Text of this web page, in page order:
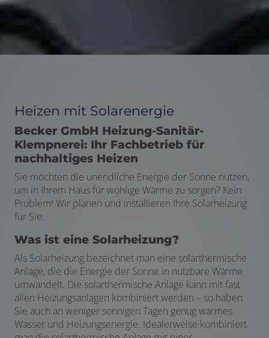
Heizen mit Solarenergie
Becker GmbH Heizung-Sanitär-
Klempnerei: Ihr Fachbetrieb für
nachhaltiges Heizen
Sie möchten die unendliche Energie der Sonne nutzen,
um in Ihrem Haus für wohlige Wärme zu sorgen? Kein
Problem! Wir planen und installieren Ihre Solarheizung
für Sie.
Was ist eine Solarheizung?
Als Solarheizung bezeichnet man eine solarthermische
Anlage, die die Energie der Sonne in nutzbare Wärme
umwandelt. Die solarthermische Anlage kann mit fast
allen Heizungsanlagen kombiniert werden – so haben
Sie auch an weniger sonnigen Tagen genug warmes
Wasser und Heizungsenergie. Idealerweise kombiniert